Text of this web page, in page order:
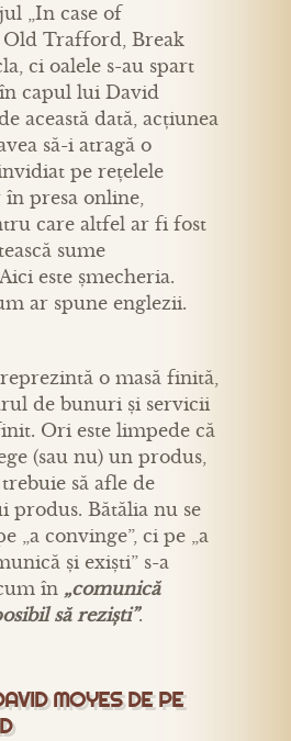
„In case of
Trafford, Break
ci oalele s-au spart
capul lui David
această dată, acțiunea
să-i atragă o
pe rețelele
presa online,
care altfel ar fi fost
sume
este șmecheria.
ar spune englezii.
o masă finită,
de bunuri și servicii
Ori este limpede că
(sau nu) un produs,
să afle de
produs. Bătălia nu se
„a convinge”, ci pe „a
și exiști” s-a
în „comunică
să reziști”.
MOYES DE PE